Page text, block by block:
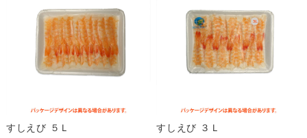
すしえび ５Ｌ すしえび ３Ｌ